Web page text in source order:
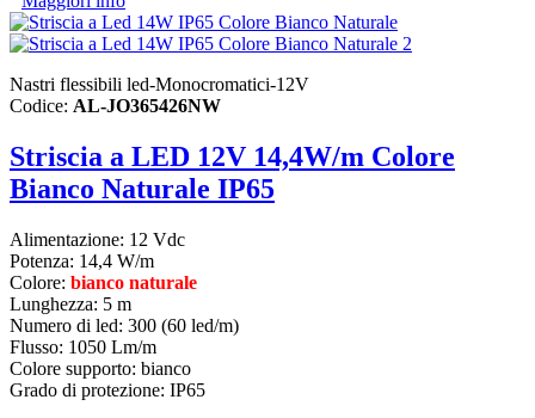
Nastri flessibili led-Monocromatici-12V
Codice: AL-JO365426NW
Striscia a LED 12V 14,4W/m Colore
Bianco Naturale IP65
Alimentazione: 12 Vdc
Potenza: 14,4 W/m
Colore: bianco naturale
Lunghezza: 5 m
Numero di led: 300 (60 led/m)
Flusso: 1050 Lm/m
Colore supporto: bianco
Grado di protezione: IP65